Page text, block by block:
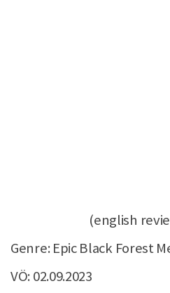
(english
Genre: Epic Black Forest
VÖ: 02.09.2023